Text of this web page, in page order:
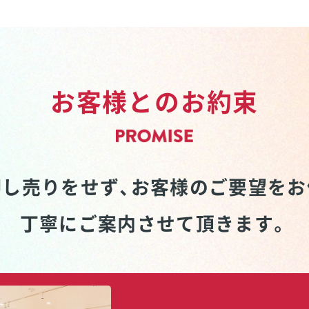
お客様とのお約束
売りをせず、 お客様のご要望を
丁寧にご案内させて頂きます。